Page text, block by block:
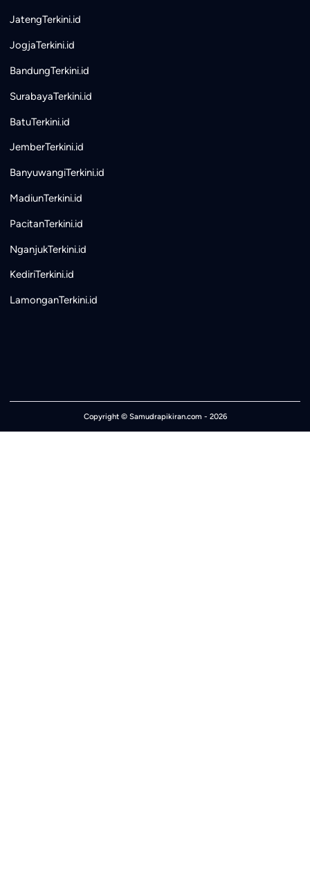
JatengTerkini.id
JogjaTerkini.id
BandungTerkini.id
SurabayaTerkini.id
BatuTerkini.id
JemberTerkini.id
BanyuwangiTerkini.id
MadiunTerkini.id
PacitanTerkini.id
NganjukTerkini.id
KediriTerkini.id
LamonganTerkini.id
Copyright © Samudrapikiran.com - 2026